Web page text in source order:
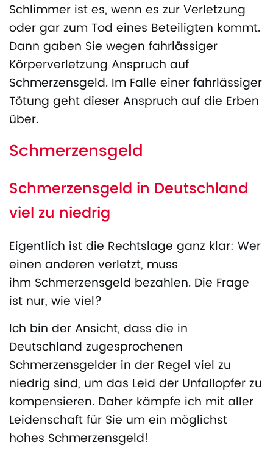
Schlimmer ist es, wenn es zur Verletzung
oder gar zum Tod eines Beteiligten kommt.
Dann gaben Sie wegen fahrlässiger
Körperverletzung Anspruch auf
Schmerzensgeld. Im Falle einer fahrlässiger
Tötung geht dieser Anspruch auf die Erben
über.
Schmerzensgeld
Schmerzensgeld in Deutschland
viel zu niedrig
Eigentlich ist die Rechtslage ganz klar: Wer
einen anderen verletzt, muss
ihm Schmerzensgeld bezahlen. Die Frage
ist nur, wie viel?
Ich bin der Ansicht, dass die in
Deutschland zugesprochenen
Schmerzensgelder in der Regel viel zu
niedrig sind, um das Leid der Unfallopfer zu
kompensieren. Daher kämpfe ich mit aller
Leidenschaft für Sie um ein möglichst
hohes Schmerzensgeld!